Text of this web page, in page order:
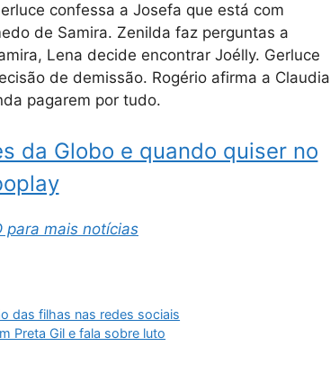
confessa a Josefa que está com
de Samira. Zenilda faz perguntas a
Lena decide encontrar Joélly. Gerluce
de demissão. Rogério afirma a Claudia
pagarem por tudo.
da Globo e quando quiser no
para mais notícias
das filhas nas redes sociais
Preta Gil e fala sobre luto